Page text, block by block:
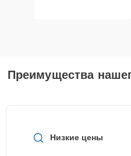
Преимущества
Низкие цены